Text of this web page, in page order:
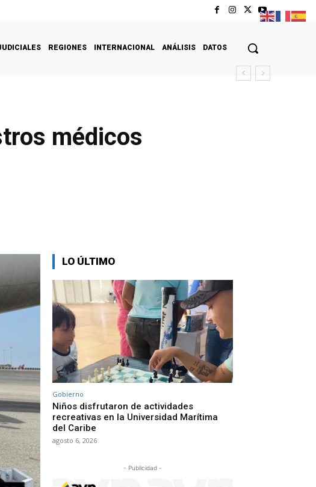
REGIONES INTERNACIONAL ANÁLISIS DATOS
médicos
LO ÚLTIMO
Gobierno
Niños disfrutaron de actividades
recreativas en la Universidad Marítima
del Caribe
agosto 6, 2026
- Publicidad -